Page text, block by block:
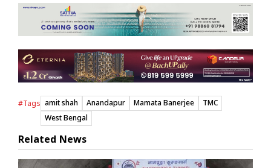
#Tags amit shah Anandapur Mamata Banerjee
TMC
West Bengal
Related News